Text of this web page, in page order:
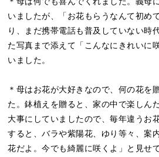
いましたが、「お花もらうなんて初め
り、まだ携帯電話も普及していない時
た写真まで添えて「こんなにきれいに
いました。
＊母はお花が大好きなので、何の花を
た。鉢植えを贈ると、家の中で楽しん
大事にしていましたので、毎年違うお
すると、バラや紫陽花、ゆり等々、案
花だよ。今でも綺麗に咲くよ」と見せ